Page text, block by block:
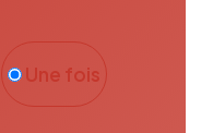
Une fois